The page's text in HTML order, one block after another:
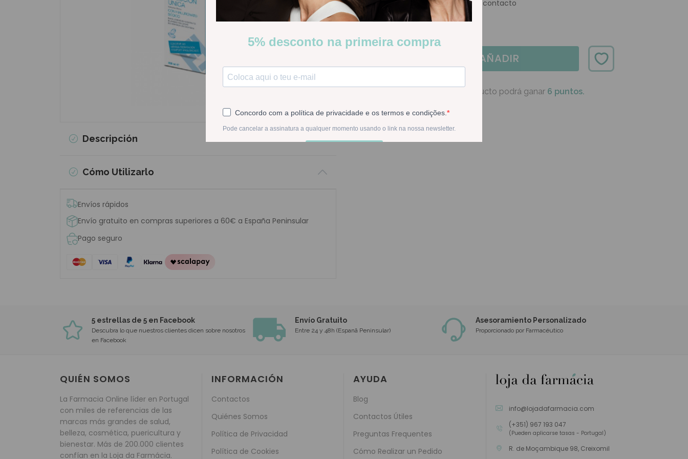
Descripción
Cómo Utilizarlo
Envíos rápidos
Envío gratuito en compras superiores a 60€ a España Peninsular
Pago seguro
Solución de limpieza de lentes de contacto
AÑADIR
En la compra de este producto podrá ganar 6 puntos.
5 estrellas de 5 en Facebook
Descubra lo que nuestros clientes dicen sobre nosotros
en Facebook
Envío Gratuito
Entre 24 y 48h (Espanã Peninsular)
Asesoramiento Personalizado
Proporcionado por Farmacéutico
QUIÉN SOMOS
La Farmacia Online líder en Portugal
con miles de referencias de las
marcas más grandes de salud,
belleza, cosmética, puericultura y
bienestar. Más de 200.000 clientes
confían en la Loja da Farmácia.
INFORMACIÓN
Contactos
Quiénes Somos
Política de Privacidad
Política de Cookies
AYUDA
Blog
Contactos Útiles
Preguntas Frequentes
Cómo Realizar un Pedido
info@lojadafarmacia.com
(+351) 967 193 047
(Pueden aplicarse tasas - Portugal)
R. de Moçambique 98, Creixomil